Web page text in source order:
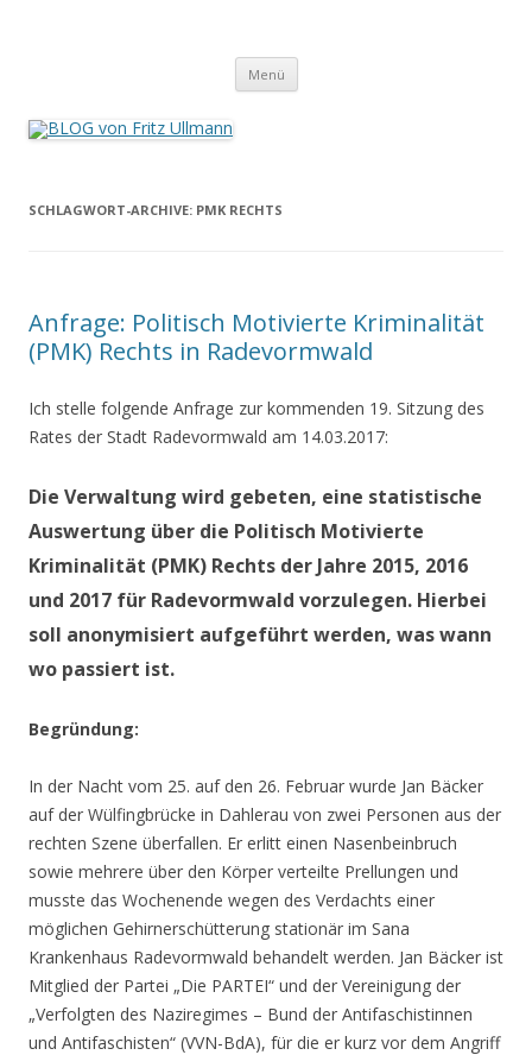
Radevormwald
Menü Springe
Inhalt
SCHLAGWORT-ARCHIVE: PMK RECHTS
Anfrage: Politisch Motivierte Kriminalität
(PMK) Rechts in Radevormwald
Ich stelle folgende Anfrage zur kommenden 19. Sitzung des
Rates der Stadt Radevormwald am 14.03.2017:
Die Verwaltung wird gebeten, eine statistische
Auswertung über die Politisch Motivierte
Kriminalität (PMK) Rechts der Jahre 2015, 2016
und 2017 für Radevormwald vorzulegen. Hierbei
soll anonymisiert aufgeführt werden, was wann
wo passiert ist.
Begründung:
In der Nacht vom 25. auf den 26. Februar wurde Jan Bäcker
auf der Wülfingbrücke in Dahlerau von zwei Personen aus der
rechten Szene überfallen. Er erlitt einen Nasenbeinbruch
sowie mehrere über den Körper verteilte Prellungen und
musste das Wochenende wegen des Verdachts einer
möglichen Gehirnerschütterung stationär im Sana
Krankenhaus Radevormwald behandelt werden. Jan Bäcker ist
Mitglied der Partei „Die PARTEI“ und der Vereinigung der
„Verfolgten des Naziregimes – Bund der Antifaschistinnen
und Antifaschisten“ (VVN-BdA), für die er kurz vor dem Angriff